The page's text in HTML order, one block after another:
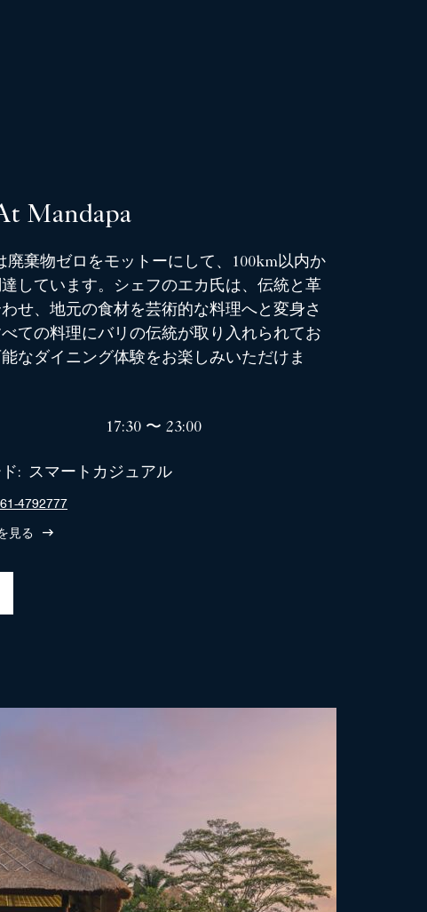
Mandapa
廃棄物ゼロをモットーにして、100km以内か
しています。シェフのエカ氏は、伝統と革
せ、地元の食材を芸術的な料理へと変身さ
ての料理にバリの伝統が取り入れられてお
なダイニング体験をお楽しみいただけま
17:30 〜 23:00
: スマートカジュアル
4792777
見る